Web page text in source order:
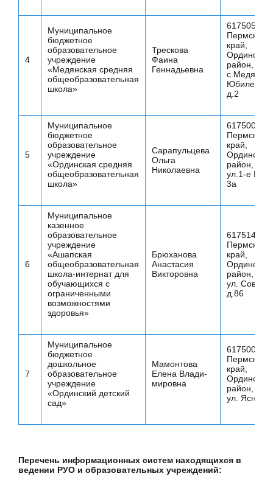
4
Муниципальное
бюджетное
образовательное
учреждение
«Медянская средняя
общеобразовательная
школа»
Трескова
Фаина
Геннадьевна
617505
Пермский
край,
Ординский
район,
с.Медянка,
д.2
5
Муниципальное
бюджетное
образовательное
учреждение
«Ординская средняя
общеобразовательная
школа»
Сарапульцева
Ольга
Николаевна
617500
Пермский
край,
Ординский
район,
ул.1-е
3а
6
Муниципальное
казенное
образовательное
учреждение
«Ашапская
общеобразовательная
школа-интернат для
обучающихся с
ограниченными
возможностями
здоровья»
Брюханова
Анастасия
Викторовна
617514
Пермский
край,
Ординский
район,
ул.
д.86
7
Муниципальное
бюджетное
дошкольное
образовательное
учреждение
«Ординский детский
сад»
Мамонтова
Елена Влади-
мировна
617500
Пермский
край,
Ординский
район,
ул. Ясная,
Перечень информационных систем находящихся в
ведении РУО и образовательных учреждений: